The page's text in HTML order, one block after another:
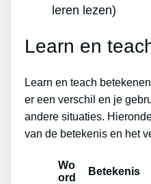
leren lezen)
Learn en
Learn en teach
er een verschil en je
andere situaties.
van de betekenis en het
Wo
ord
Betekenis